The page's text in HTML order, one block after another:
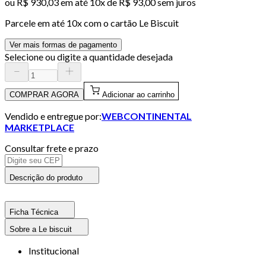
Parcele em até 10x com o cartão Le Biscuit
Ver mais formas de pagamento
Selecione ou digite a quantidade desejada
COMPRAR AGORA Adicionar ao carrinho
Vendido e entregue por:WEBCONTINENTAL
MARKETPLACE
Consultar frete e prazo
Descrição do produto
Ficha Técnica
Sobre a Le biscuit
Institucional